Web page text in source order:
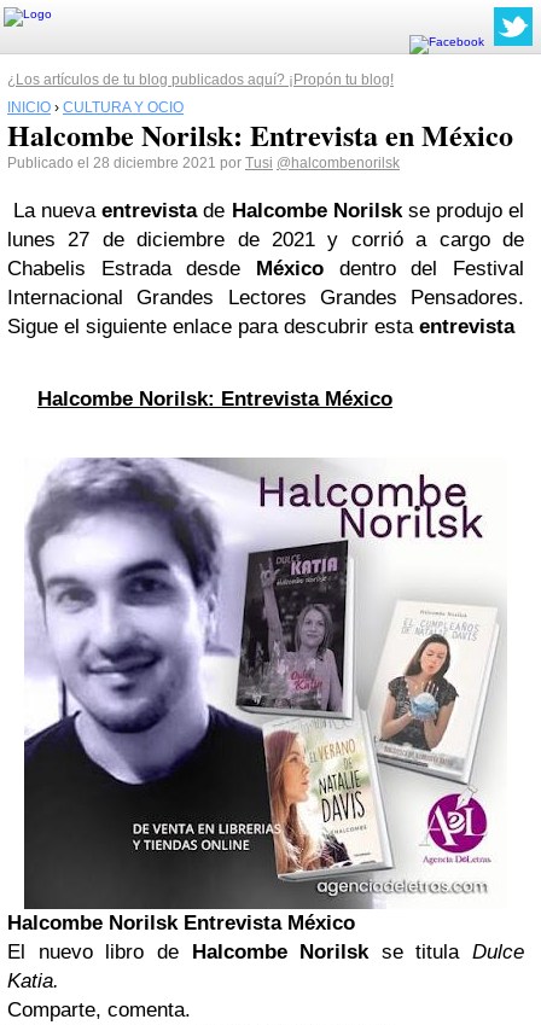
¿Los artículos de tu blog publicados aquí? ¡Propón tu blog!
INICIO › CULTURA Y OCIO
Halcombe Norilsk: Entrevista en México
Publicado el 28 diciembre 2021 por Tusi @halcombenorilsk
La nuevaentrevistade Halcombe Norilsk se produjo el
lunes 27 de diciembre de 2021 y corrió a cargo de
Chabelis Estrada desde México dentro del Festival
Internacional Grandes Lectores Grandes Pensadores.
Sigue el siguiente enlace para descubrir esta entrevista
Halcombe Norilsk: Entrevista México
Halcombe Norilsk Entrevista México
El nuevo libro de Halcombe Norilsk se titula Dulce
Katia.
Comparte, comenta.